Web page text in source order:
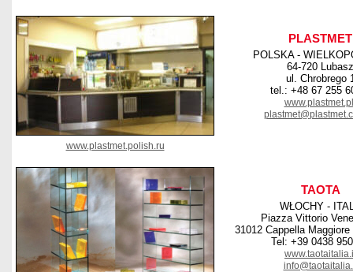
PLASTMET
POLSKA -
64-720 Lubasz
ul. Chrobrego
tel.: +48 67 255
www.plastmet.pl
www.plastmet.polish.ru
TAOTA
WŁOCHY -
Piazza Vittorio
31012 Cappella
Tel: +39 0438